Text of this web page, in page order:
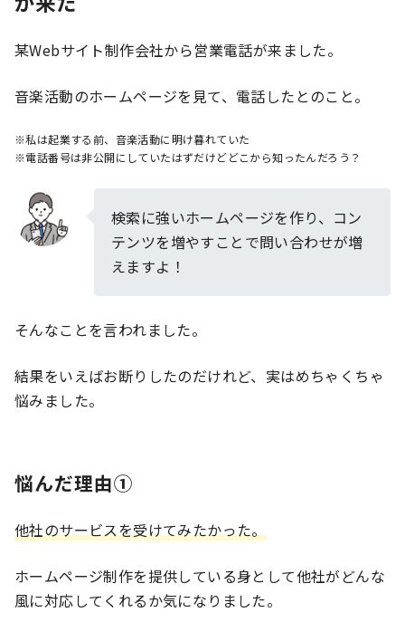
某Webサイト制作会社から営業電話が来ました。
音楽活動のホームページを見て、電話したとのこと。
※私は起業する前、音楽活動に明け暮れていた
※電話番号は非公開にしていたはずだけどどこから知ったんだろう？
検索に強いホームページを作り、コン
テンツを増やすことで問い合わせが増
えますよ！
そんなことを言われました。
結果をいえばお断りしたのだけれど、実はめちゃくちゃ
悩みました。
悩んだ理由①
他社のサービスを受けてみたかった。
ホームページ制作を提供している身として他社がどんな
風に対応してくれるか気になりました。